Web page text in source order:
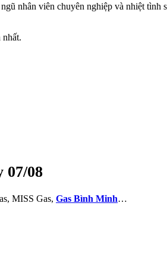
nhân viên chuyên nghiệp và nhiệt tình
nhất.
07/08
MISS Gas, Gas Bình Minh…